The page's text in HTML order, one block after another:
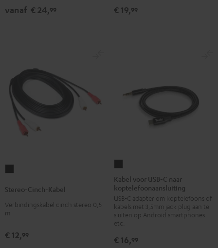
vanaf € 24,99 € 19,99
Kabel
Zwart
Stereo-Cinch-Kabel
Verbindingskabel cinch stereo 0,5
m
€ 12,99
voor
USB-
C
naar
Kabel voor USB-C naar
koptelefoonaansluiting
USB-C adapter om koptelefoons of
kabels met 3,5mm jack plug aan te
sluiten op Android smartphones
etc.
€ 16,99